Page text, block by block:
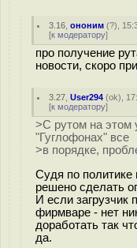
3.16 ,ононим (?),
[к модератору]
про получение
новости, скоро
3.27 ,User294 (ok),
[к модератору]
>С рутом на этом
"Гуглофонах" все
>в порядке,
Судя по политике
решено сделать
И если загрузчик
фирмваре - нет
доработать так
да.